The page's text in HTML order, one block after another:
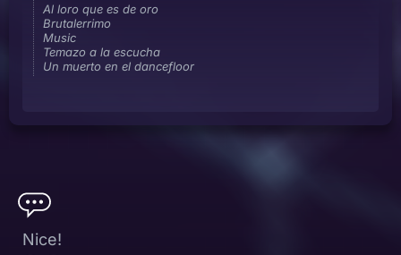
Al loro que es de oro
Brutalerrimo
Music
Temazo a la escucha
Un muerto en el dancefloor
Nice!